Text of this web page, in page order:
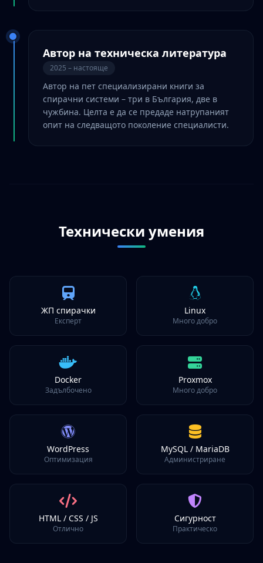
Автор на техническа литература
2025 – настояще
Автор на пет специализирани книги за
спирачни системи – три в България, две в
чужбина. Целта е да се предаде натрупаният
опит на следващото поколение специалисти.
Технически умения
ЖП спирачки
Експерт
Linux
Много добро
Docker
Задълбочено
Proxmox
Много добро
WordPress
Оптимизация
MySQL / MariaDB
Администриране
HTML / CSS / JS
Отлично
Сигурност
Практическо